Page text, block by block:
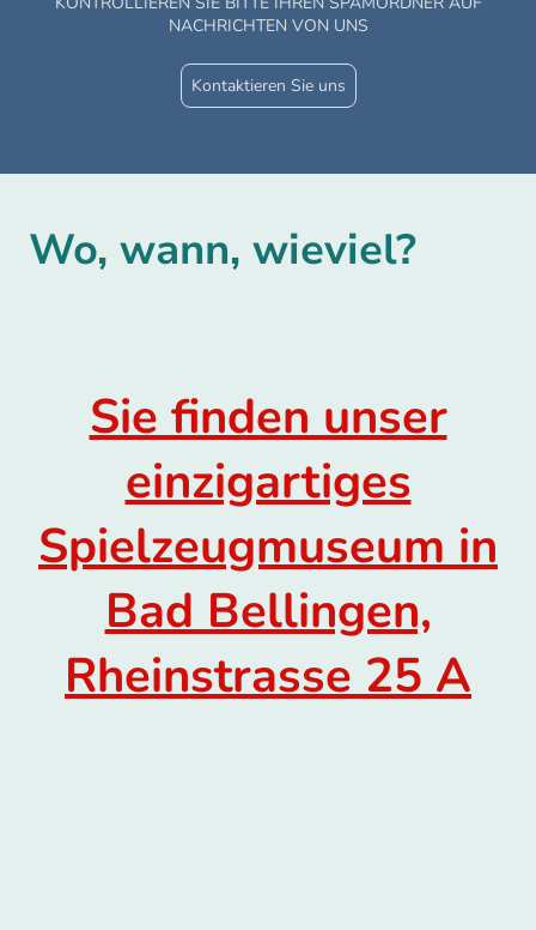
NACHRICHTEN VON UNS
Kontaktieren Sie uns
Wo, wann, wieviel?
Sie finden unser
einzigartiges
Spielzeugmuseum in
Bad Bellingen,
Rheinstrasse 25 A